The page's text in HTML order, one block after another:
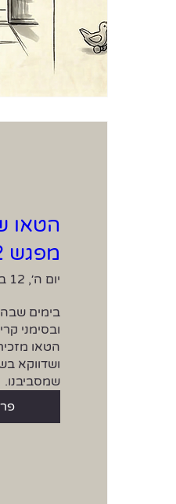
הטאו
מפגש 2
יום ה׳, 12 במרץ
שמסביבנו.